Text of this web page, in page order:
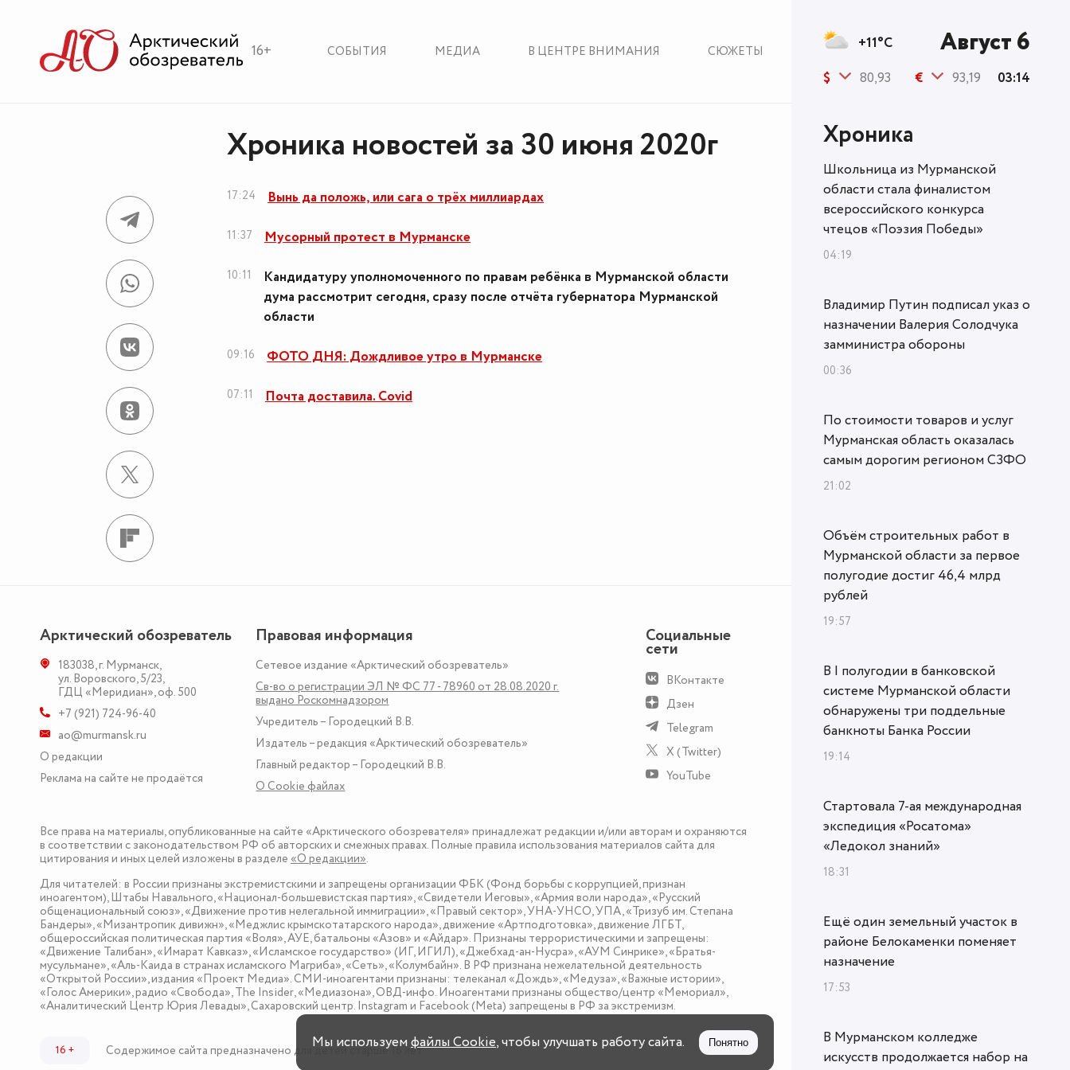
16+ СОБЫТИЯ МЕДИА В ЦЕНТРЕ ВНИМАНИЯ СЮЖЕТЫ
Хроника новостей за 30 июня 2020г
17:24 Вынь да положь, или сага о трёх миллиардах
11:37 Мусорный протест в Мурманске
10:11
Кандидатуру уполномоченного по правам ребёнка в Мурманской области
дума рассмотрит сегодня, сразу после отчёта губернатора Мурманской
области
09:16 ФОТО ДНЯ: Дождливое утро в Мурманске
07:11 Почта доставила. Covid
Арктический обозреватель
183038,г. Мурманск,
ул. Воровского, 5/23,
ГДЦ «Меридиан», оф. 500
+7 (921) 724-96-40
ao@murmansk.ru
О редакции
Реклама на сайте не продаётся
Правовая информация
Сетевое издание «Арктический обозреватель»
Св-во о регистрации ЭЛ № ФС 77 - 78960 от 28.08.2020 г.
выдано Роскомнадзором
Учредитель – Городецкий В.В.
Издатель – редакция «Арктический обозреватель»
Главный редактор – Городецкий В.В.
О Сookie файлах
Социальные
сети
ВКонтакте
Дзен
Telegram
X (Twitter)
YouTube
Все права на материалы, опубликованные на сайте «Арктического обозревателя» принадлежат редакции и/или авторам и охраняются
в соответствии с законодательством РФ об авторских и смежных правах. Полные правила использования материалов сайта для
цитирования и иных целей изложены в разделе«О редакции».
Для читателей: в России признаны экстремистскими и запрещены организации ФБК (Фонд борьбы с коррупцией, признан
иноагентом), Штабы Навального, «Национал-большевистская партия», «Свидетели Иеговы», «Армия воли народа», «Русский
общенациональный союз», «Движение против нелегальной иммиграции», «Правый сектор», УНА-УНСО, УПА, «Тризуб им. Степана
Бандеры», «Мизантропик дивижн», «Меджлис крымскотатарского народа», движение «Артподготовка», движение ЛГБТ,
общероссийская политическая партия «Воля», АУЕ, батальоны «Азов» и «Айдар». Признаны террористическими и запрещены:
«Движение Талибан», «Имарат Кавказ», «Исламское государство» (ИГ, ИГИЛ), «Джебхад-ан-Нусра», «АУМ Синрике», «Братья-
мусульмане», «Аль-Каида в странах исламского Магриба», «Сеть», «Колумбайн». В РФ признана нежелательной деятельность
«Открытой России», издания «Проект Медиа». СМИ-иноагентами признаны: телеканал «Дождь», «Медуза», «Важные истории»,
«Голос Америки», радио «Свобода», The Insider, «Медиазона», ОВД-инфо. Иноагентами признаны общество/центр «Мемориал»,
«Аналитический Центр Юрия Левады», Сахаровский центр. Instagram и Facebook (Metа) запрещены в РФ за экстремизм.
16 + Содержимое сайта предназначено для детей старше 16 лет
+11°C Август 6
$ 80,93 € 93,19 03:14
Хроника
Школьница из Мурманской
области стала финалистом
всероссийского конкурса
чтецов «Поэзия Победы»
04:19
Владимир Путин подписал указ о
назначении Валерия Солодчука
замминистра обороны
00:36
По стоимости товаров и услуг
Мурманская область оказалась
самым дорогим регионом СЗФО
21:02
Объём строительных работ в
Мурманской области за первое
полугодие достиг 46,4 млрд
рублей
19:57
В I полугодии в банковской
системе Мурманской области
обнаружены три поддельные
банкноты Банка России
19:14
Стартовала 7-ая международная
экспедиция «Росатома»
«Ледокол знаний»
18:31
Ещё один земельный участок в
районе Белокаменки поменяет
назначение
17:53
В Мурманском колледже
искусств продолжается набор на
Мы используем файлы Cookie, чтобы улучшать работу сайта. Понятно